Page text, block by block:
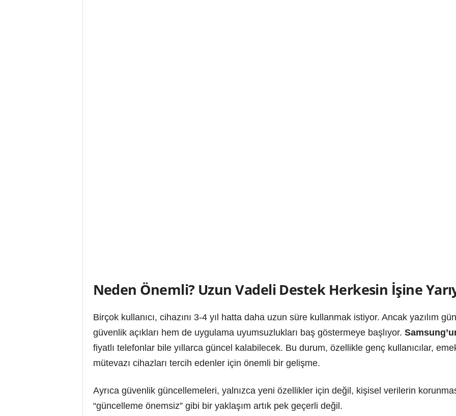
Neden Önemli? Uzun Vadeli Destek Herkesin İşine
Birçok kullanıcı, cihazını 3-4 yıl hatta daha uzun süre kullanmak istiyor. Ancak yazılım
güvenlik açıkları hem de uygulama uyumsuzlukları baş göstermeye başlıyor.
fiyatlı telefonlar bile yıllarca güncel kalabilecek. Bu durum, özellikle genç kullanıcılar,
mütevazı cihazları tercih edenler için önemli bir gelişme.
Ayrıca güvenlik güncellemeleri, yalnızca yeni özellikler için değil, kişisel verilerin
“güncelleme önemsiz” gibi bir yaklaşım artık pek geçerli değil.